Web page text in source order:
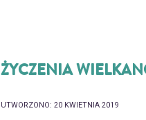
ŻYCZENIA
UTWORZONO: 20 KWIETNIA 2019